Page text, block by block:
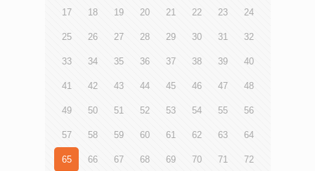
17 18 19 20 21 22 23 24
25 26 27 28 29 30 31 32
33 34 35 36 37 38 39 40
41 42 43 44 45 46 47 48
49 50 51 52 53 54 55 56
57 58 59 60 61 62 63 64
65 66 67 68 69 70 71 72